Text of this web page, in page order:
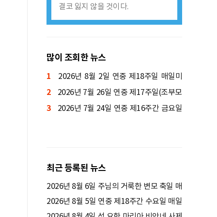
결코 잃지 않을 것이다.
많이 조회한 뉴스
1
2026년 8월 2일 연중 제18주일 매일미
사ㅣ양정진 세례자 요한 신부 집전
2
2026년 7월 26일 연중 제17주일(조부모
와 노인의 날) 매일미사ㅣ박규식 암브로시
3
2026년 7월 24일 연중 제16주간 금요일
최근 등록된 뉴스
2026년 8월 6일 주님의 거룩한 변모 축일 매
일미사ㅣ김명호 요셉 신부 집전
2026년 8월 5일 연중 제18주간 수요일 매일